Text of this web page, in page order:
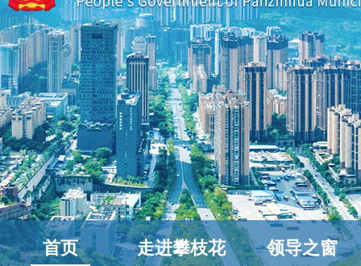
首页 走进攀枝花 领导之窗